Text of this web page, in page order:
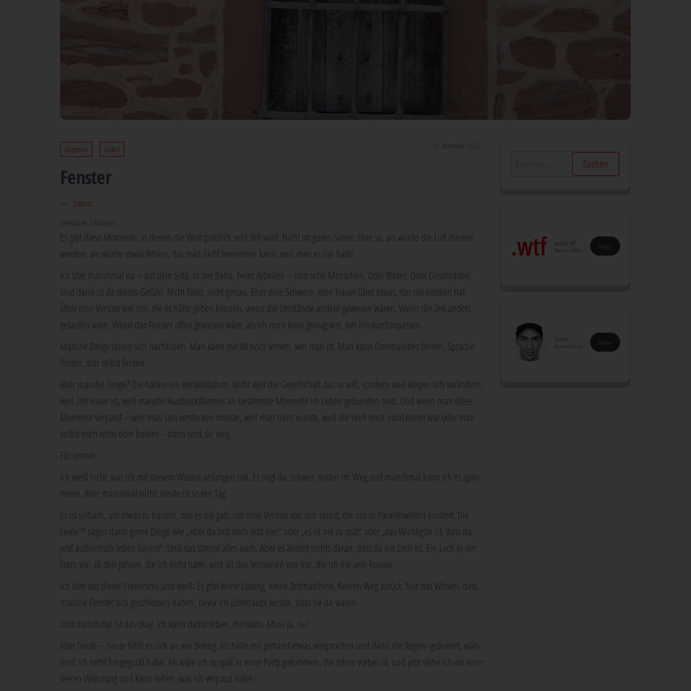
Allgemein Erzählt 12. November 2025
Fens­ter
TOMATE
Lese­dau­er2 Minu­ten
Es gibt die­se Momen­te, in denen die Welt plötz­lich sehr still wird. Nicht im guten Sin­ne. Eher so, als wür­de die Luft dün­ner
wer­den, als wür­de etwas feh­len, das man nicht benen­nen kann, weil man es nie hatte.
Ich sit­ze manch­mal da – auf dem Sofa, in der Bahn, beim Arbei­ten – und sehe Men­schen. Oder Bil­der. Oder Geschich­ten.
Und dann ist da die­ses Gefühl. Nicht Neid, nicht genau. Eher eine Schwe­re, eine Trau­er über etwas, das nie exis­tiert hat.
Über eine Ver­si­on von mir, die es hät­te geben kön­nen, wenn die Umstän­de ande­re gewe­sen wären. Wenn die Zeit anders
gelau­fen wäre. Wenn das Fens­ter offen gewe­sen wäre, als ich noch klein genug war, um hindurchzupassen.
Man­che Din­ge las­sen sich nach­ho­len. Man kann mit 40 noch ler­nen, wer man ist. Man kann Com­mu­ni­ties fin­den, Spra­che
fin­den, sich selbst finden.
Aber man­che Din­ge? Die haben ein Ver­falls­da­tum. Nicht weil die Gesell­schaft das so will, son­dern weil Kör­per sich ver­än­dern,
weil Zeit line­ar ist, weil man­che Aus­drucks­for­men an bestimm­te Momen­te im Leben gebun­den sind. Und wenn man die­se
Momen­te ver­passt – weil man sich ver­ste­cken muss­te, weil man nicht wuss­te, weil die Welt noch nicht bereit war oder man
selbst noch nicht oder bei­des – dann sind sie weg.
Für immer.
Ich weiß nicht, was ich mit die­sem Wis­sen anfan­gen soll. Es liegt da, schwer, mit­ten im Weg und manch­mal kann ich es igno­
rie­ren. Aber manch­mal nicht. Heu­te ist so ein Tag.
Es ist selt­sam, um etwas zu trau­ern, das es nie gab. Um eine Ver­si­on von sich selbst, die nur in Par­al­lel­wel­ten exis­tiert. Die
Leu­te™ sagen dann ger­ne Din­ge wie „aber du bist doch jetzt hier“ oder „es ist nie zu spät“ oder „das Wich­tigs­te ist, dass du
jetzt authen­tisch leben kannst“. Und das stimmt alles auch. Aber es ändert nichts dar­an, dass da ein Loch ist. Ein Loch in der
Form von all den Jah­ren, die ich nicht hat­te, und all den Ver­sio­nen von mir, die ich nie sein konnte.
Ich sit­ze mit die­ser Erkennt­nis und weiß: Es gibt kei­ne Lösung. Kei­ne Zeit­ma­schi­ne. Kei­nen Weg zurück. Nur das Wis­sen, dass
man­che Fens­ter sich geschlos­sen haben, bevor ich über­haupt wuss­te, dass sie da waren.
Und manch­mal ist das okay. Ich kann damit leben, meis­tens. Muss ja, ne?
Aber heu­te – heu­te fühlt es sich an wie Betrug. Als hät­te mir jemand etwas ver­spro­chen und dann die Regeln geän­dert, wäh­
rend ich nicht hin­ge­guckt habe. Als wäre ich zu spät zu einer Par­ty gekom­men, die schon vor­bei ist, und jetzt ste­he ich vor einer
lee­ren Woh­nung und kann sehen, was ich ver­passt habe.
jascha.wtf Folgen
tomate Follow